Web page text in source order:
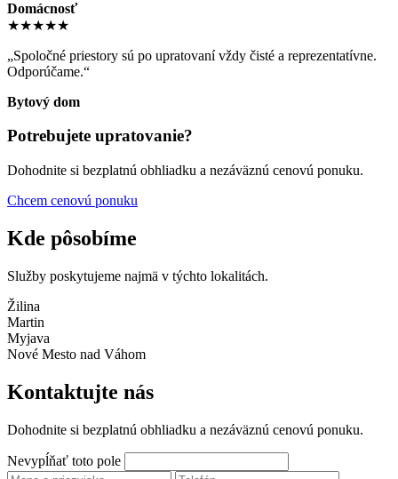
Domácnosť
★★★★★
„Spoločné priestory sú po upratovaní vždy čisté a reprezentatívne.
Odporúčame.“
Bytový dom
Potrebujete upratovanie?
Dohodnite si bezplatnú obhliadku a nezáväznú cenovú ponuku.
Chcem cenovú ponuku
Kde pôsobíme
Služby poskytujeme najmä v týchto lokalitách.
Žilina
Martin
Myjava
Nové Mesto nad Váhom
Kontaktujte nás
Dohodnite si bezplatnú obhliadku a nezáväznú cenovú ponuku.
Nevypĺňať toto pole